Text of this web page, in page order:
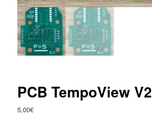
PCB TempoView V2
5,00€